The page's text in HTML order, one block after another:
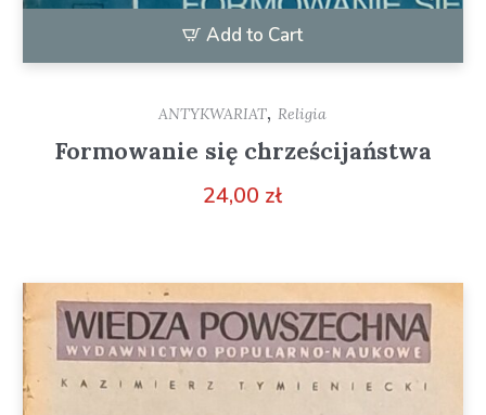
Add to Cart
ANTYKWARIAT, Religia
Formowanie się chrześcijaństwa
24,00 zł